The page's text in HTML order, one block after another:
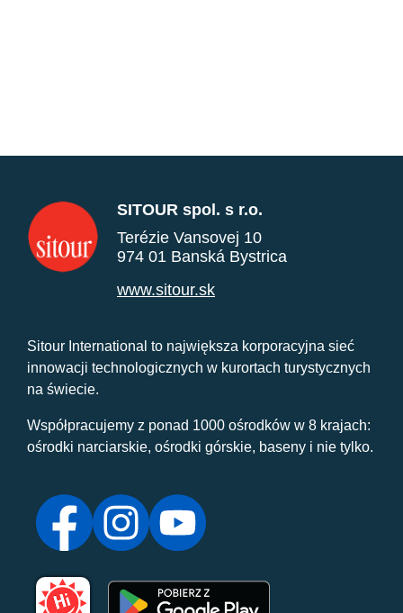
SITOUR spol. s r.o.
Terézie Vansovej 10
974 01 Banská Bystrica
www.sitour.sk
Sitour International to największa korporacyjna sieć
innowacji technologicznych w kurortach turystycznych
na świecie.
Współpracujemy z ponad 1000 ośrodków w 8 krajach:
ośrodki narciarskie, ośrodki górskie, baseny i nie tylko.